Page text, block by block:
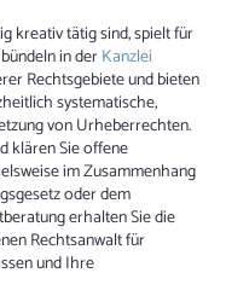
kreativ tätig sind, spielt für
in derKanzlei
Rechtsgebiete und bieten
systematische,
von Urheberrechten.
klären Sie offene
im Zusammenhang
oder dem
erhalten Sie die
Rechtsanwalt für
und Ihre